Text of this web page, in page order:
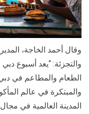
وقال أحمد الخاجة،
والتجزئة: “يعد أسبوع
الطعام والمطاعم في
والمبتكرة في عالم
المدينة العالمية في